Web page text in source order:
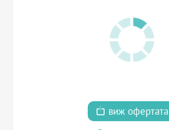
виж офертата